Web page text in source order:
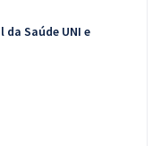
da Saúde UNI e